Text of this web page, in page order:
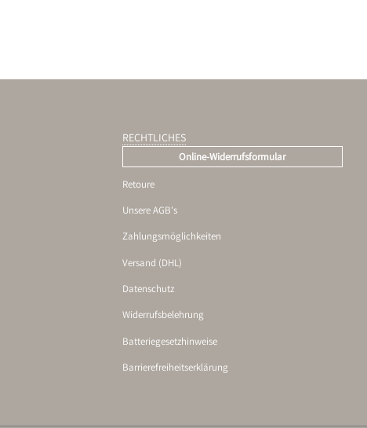
RECHTLICHES
Online-Widerrufsformular
Retoure
Unsere AGB's
Zahlungsmöglichkeiten
Versand (DHL)
Datenschutz
Widerrufsbelehrung
Batteriegesetzhinweise
Barrierefreiheitserklärung